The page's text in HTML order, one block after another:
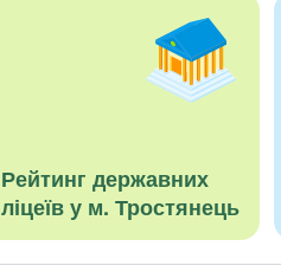
Рейтинг державних
ліцеїв у м. Тростянець